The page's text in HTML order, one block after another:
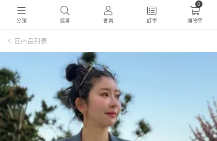
分類 搜尋 會員 訂單
0
購物車
回商品列表